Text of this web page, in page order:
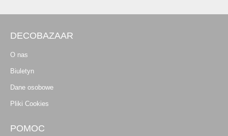
DECOBAZAAR
O nas
Biuletyn
Dane osobowe
Pliki Cookies
POMOC